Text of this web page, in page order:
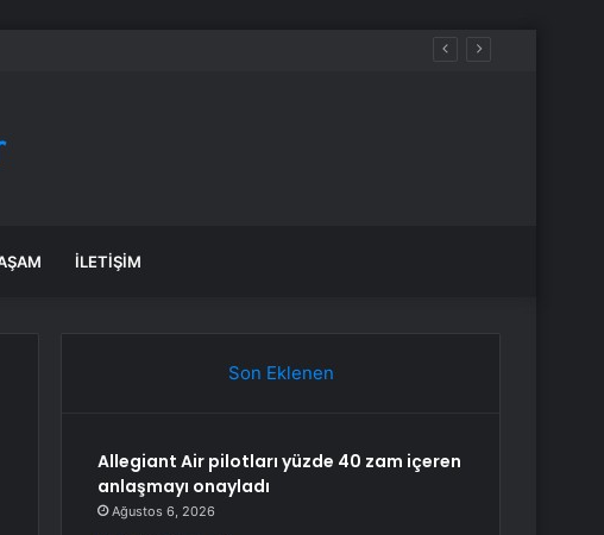
İLETIŞIM
Son Eklenen
Allegiant Air pilotları yüzde 40 zam içeren
anlaşmayı onayladı
Ağustos 6, 2026